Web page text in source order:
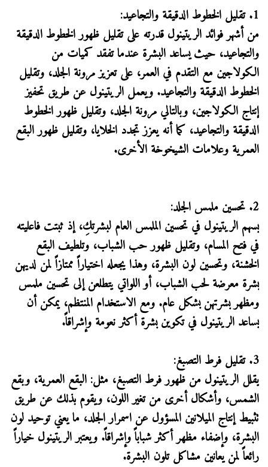
1. تقليل الخطوط الدقيقة والتجاعيد:
من أشهر فوائد الريتينول قدرته على تقليل ظهور الخطوط الدقيقة
والتجاعيد، حيث يساعد البشرة عندما تفقد كميات من
الكولاجين مع التقدم في العمر، على تعزيز مرونة الجلد، وتقليل
الخطوط الدقيقة والتجاعيد. ويعمل الريتينول عن طريق تحفيز
إنتاج الكولاجين، وبالتالي مرونة الجلد، وتقليل ظهور الخطوط
الدقيقة والتجاعيد، كما أنه يعزز تجدد الخلايا، وتقليل ظهور البقع
العمرية وعلامات الشيخوخة الأخرى.
2. تحسين ملمس الجلد:
يسهم الريتينول في تحسين الملمس العام لبشرتكِ، إذ ثبتت فاعليته
في فتح المسام، وتقليل ظهور حب الشباب، وتلطيف البقع
الخشنة، وتحسين لون البشرة، وهذا يجعله اختياراً ممتازاً لمن لديهن
بشرة معرضة لحب الشباب، أو اللواتي يتطلعن إلى تحسين ملمس
ومظهر بشرتهن بشكل عام. ومع الاستخدام المنتظم، يمكن أن
يساعد الريتينول في تكوين بشرة أكثر نعومة وإشراقاً.
3. تقليل فرط التصبغ:
يقلل الريتينول من ظهور فرط التصبغ، مثل: البقع العمرية، وبقع
الشمس، وأشكال أخرى من تغير اللون، ويقوم بذلك عن طريق
تثبيط إنتاج الميلانين المسؤول عن اسمرار الجلد، ما يعني توحيد لون
البشرة، وإضفاء مظهر أكثر شباباً وإشراقاً. ويعتبر الريتينول خياراً
رائعاً لمن يعانين مشاكل تلون البشرة.